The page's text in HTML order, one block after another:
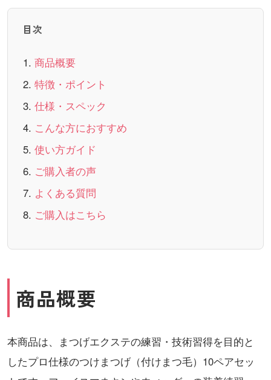
目次
商品概要
特徴・ポイント
仕様・スペック
こんな方におすすめ
使い方ガイド
ご購入者の声
よくある質問
ご購入はこちら
商品概要
本商品は、まつげエクステの練習・技術習得を目的と
したプロ仕様のつけまつげ（付けまつ毛）10ペアセッ